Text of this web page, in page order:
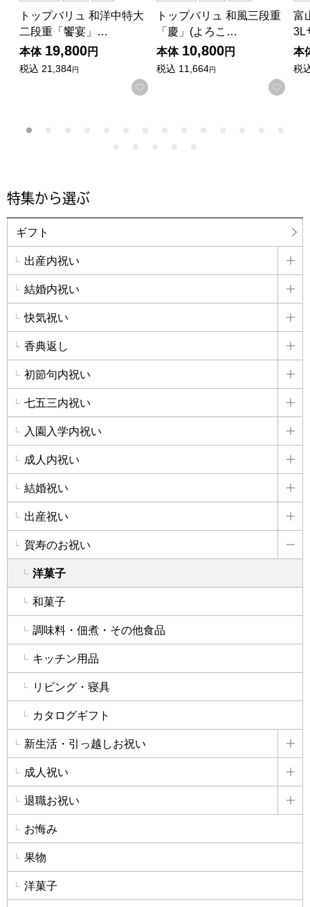
トップバリュ 和洋中特大
二段重「饗宴」…
本体 19,800円
税込 21,384円
お気に入りに登録する
トップバリュ 和風三段重
「慶」(よろこ…
本体 10,800円
税込 11,664円
お気
富
3L
本
税
特集から選ぶ
ギフト
出産内祝い
詳
結婚内祝い
詳
快気祝い
詳
香典返し
詳
初節句内祝い
詳
七五三内祝い
詳
入園入学内祝い
詳
成人内祝い
詳
結婚祝い
詳
出産祝い
詳
賀寿のお祝い
洋菓子
和菓子
調味料・佃煮・その他食品
キッチン用品
リビング・寝具
カタログギフト
新生活・引っ越しお祝い
詳
成人祝い
詳
退職お祝い
詳
お悔み
果物
洋菓子